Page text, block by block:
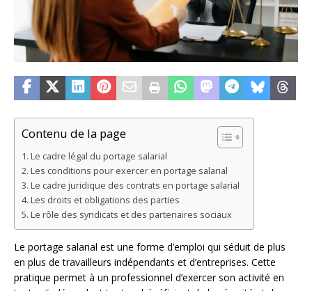
Contenu de la page
Le cadre légal du portage salarial
Les conditions pour exercer en portage salarial
Le cadre juridique des contrats en portage salarial
Les droits et obligations des parties
Le rôle des syndicats et des partenaires sociaux
Le portage salarial est une forme d’emploi qui séduit de plus
en plus de travailleurs indépendants et d’entreprises. Cette
pratique permet à un professionnel d’exercer son activité en